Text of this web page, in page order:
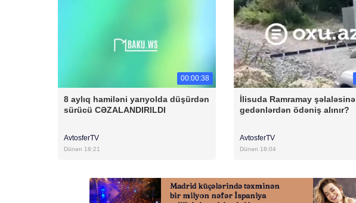
00:00:38
8 aylıq hamiləni yarıyolda düşürdən
sürücü CƏZALANDIRILDI
AvtosferTV
Dünən 18:21
İlisuda Ramramay şəlaləsinə
gedənlərdən ödəniş alınır?
AvtosferTV
Dünən 18:04